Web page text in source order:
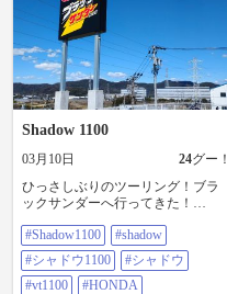
Shadow 1100
03月10日 24グー！
ひっさしぶりのツーリング！ブラ
ックサンダーへ行ってきた！
1100 #シャドウ #VT1100 #HONDA
#アメリカン #ホンダ #ブラックサ
ンダー
#Shadow1100
#shadow
#シャドウ1100
#シャドウ
#vt1100
#HONDA